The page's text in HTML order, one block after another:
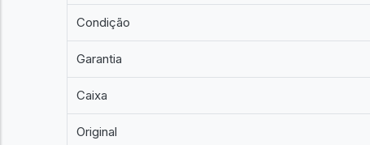
Condição
Garantia
Caixa
Original